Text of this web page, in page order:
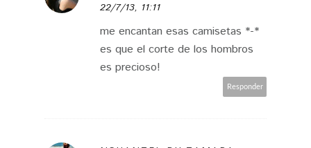
22/7/13, 11:11
me encantan esas camisetas *-*
es que el corte de los hombros
es precioso!
Responder